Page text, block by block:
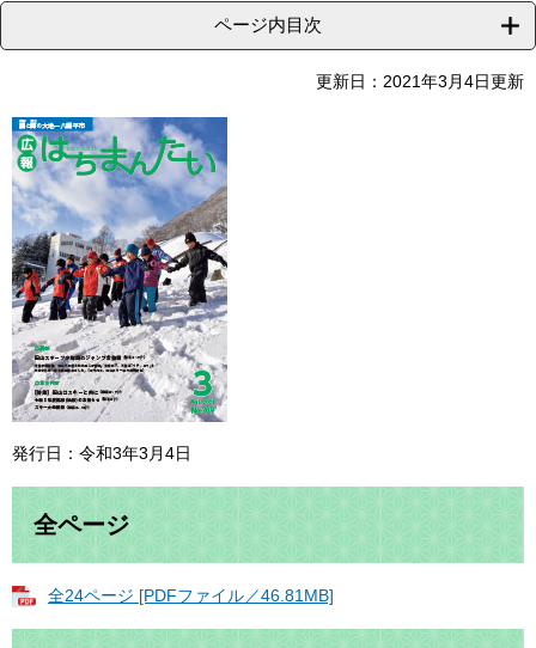
ページ内目次
更新日：2021年3月4日更新
発行日：令和3年3月4日
全ページ
全24ページ [PDFファイル／46.81MB]